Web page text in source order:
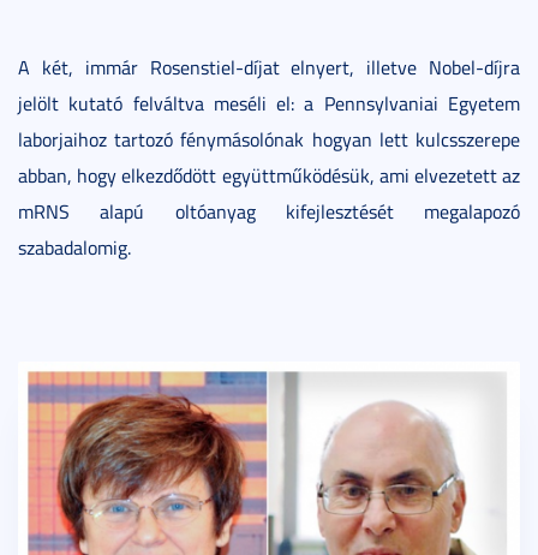
A két, immár Rosenstiel-díjat elnyert, illetve Nobel-díjra
jelölt kutató felváltva meséli el: a Pennsylvaniai Egyetem
laborjaihoz tartozó fénymásolónak hogyan lett kulcsszerepe
abban, hogy elkezdődött együttműködésük, ami elvezetett az
mRNS alapú oltóanyag kifejlesztését megalapozó
szabadalomig.